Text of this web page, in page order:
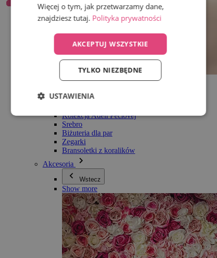
Wszystko w kategorii Biżuteria
Bransoletki
Kolekcja Adéli Pečlovej
Srebro
Biżuteria dla par
Zegarki
Bransoletki z koralików
Akcesoria
Wstecz
Show more
Więcej o tym, jak przetwarzamy dane,
znajdziesz tutaj. Polityka prywatności
AKCEPTUJ WSZYSTKIE
TYLKO NIEZBĘDNE
USTAWIENIA